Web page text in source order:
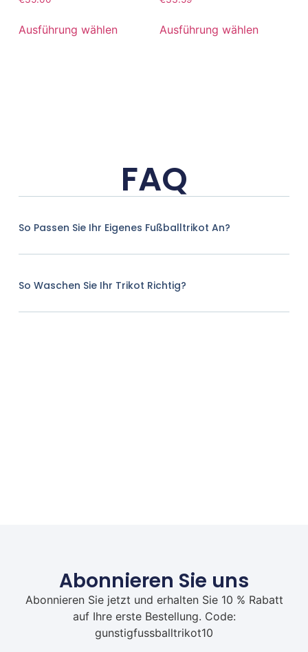
Ausführung wählen Ausführung wählen
FAQ
So Passen Sie Ihr Eigenes Fußballtrikot An?
So Waschen Sie Ihr Trikot Richtig?
Abonnieren Sie uns
Abonnieren Sie jetzt und erhalten Sie 10 % Rabatt
auf Ihre erste Bestellung. Code:
gunstigfussballtrikot10